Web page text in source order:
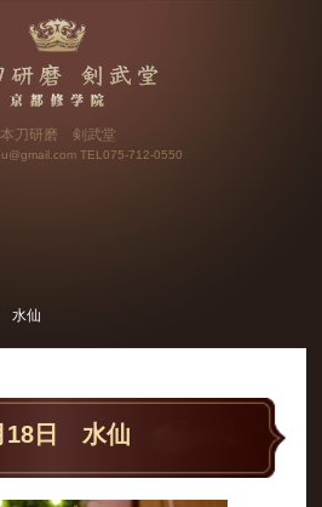
本刀研磨 剣武堂
TEL075-712-0550
水仙
18日 水仙